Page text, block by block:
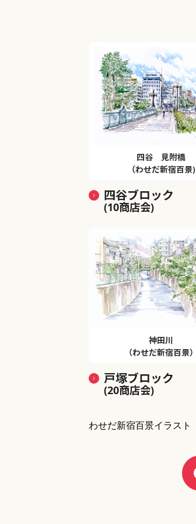
四谷 見附橋
（わせだ新宿百景)
四谷ブロック
(10商店会)
神田川
（わせだ新宿百景）
戸塚ブロック
(20商店会)
わせだ新宿百景イラスト